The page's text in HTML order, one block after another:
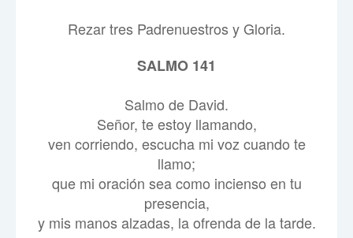
Rezar tres Padrenuestros y Gloria.
SALMO 141
Salmo de David.
Señor, te estoy llamando,
ven corriendo, escucha mi voz cuando te
llamo;
que mi oración sea como incienso en tu
presencia,
y mis manos alzadas, la ofrenda de la tarde.